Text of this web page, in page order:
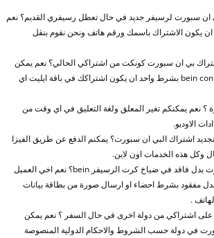
سبورت لرسيفر جديد في حال تعطل رسيفري القديم؟ نعم
يكون الاشتراك باسمك ورقم هاتف ونحن نقوم بنقل
بي ان سبورت كونكت من اشتراكي الحالي؟ نعم يمكن
الحصول على اشتراك bein connect بشرط واحد ان يكون اشتراكك في باقة ايليت اي
؟ نعم يمكنكم تغير المعلق ولغة التعليق في اي وقت من
الاوديو.
اشتراك البي ان سبورت؟ يمكنم الدفع عن طريق الفيزا
وكل هذه الخدمات اون لاين.
هل يمكن ان احصل على كرت بدل فاقد في ضياخ كرت الرسيفر bein؟ نعم اخي العميل
مفقود بشرط احضاء او ارسال صورة من بطاقة بيانات
.
على اشتراكي من دولة اخرى في حال السفر ؟ نعم يمكن
في دولة حسب الشروط والاحكام الدولية المنصوصة